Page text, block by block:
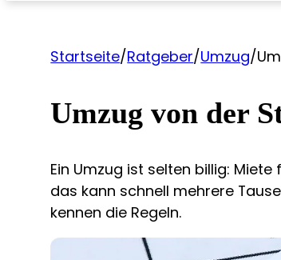
Startseite/Ratgeber/Umzug/
Umzug von der
Ein Umzug ist selten billig:
das kann schnell mehrere
kennen die Regeln.